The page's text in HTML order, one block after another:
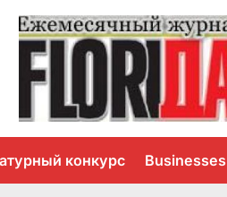
конкурс Businesses